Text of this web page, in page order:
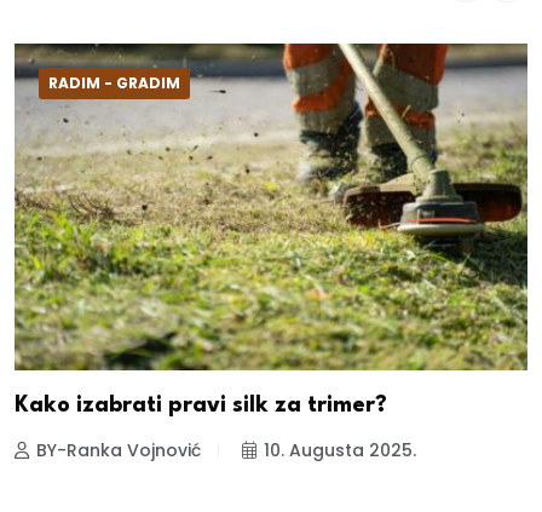
RADIM - GRADIM
Kako izabrati pravi silk za trimer?
BY-Ranka Vojnović 10. Augusta 2025.